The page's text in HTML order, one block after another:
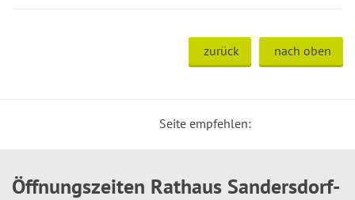
zurück nach oben
Seite empfehlen:
Öffnungszeiten Rathaus Sandersdorf-